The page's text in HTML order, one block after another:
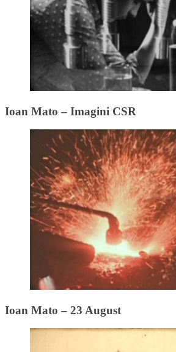
Ioan Mato – Imagini CSR
Ioan Mato – 23 August